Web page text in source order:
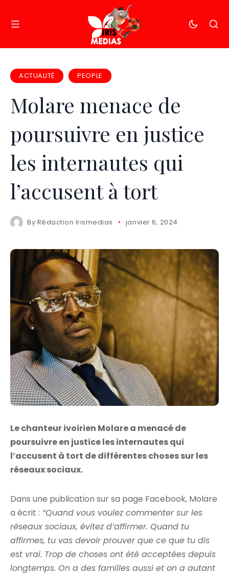
ACTUALITÉ PEOPLE
Molare menace de
poursuivre en justice
les internautes qui
l’accusent à tort
By Rédaction Irismedias janvier 6, 2024
Le chanteur ivoirien Molare a menacé de
poursuivre en justice les internautes qui
l’accusent à tort de différentes choses sur les
réseaux sociaux.
Dans une publication sur sa page Facebook, Molare
a écrit : “Quand vous voulez commenter sur les
réseaux sociaux, évitez d’affirmer. Quand tu
affirmes, tu vas devoir prouver que ce que tu dis
est vrai. Trop de choses ont été acceptées depuis
longtemps. On a des familles aussi et on a autant